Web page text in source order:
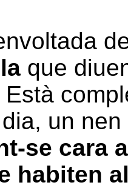
que
un
se cara
habiten